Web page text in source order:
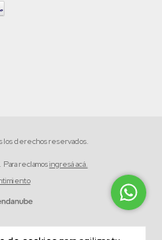
los derechos reservados.
reclamosingresá acá.